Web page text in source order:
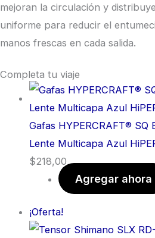
mejoran la circulación y
uniforme para reducir el
manos frescas en cada salida.
Completa tu viaje
Gafas HYPERCRAFT®
Lente Multicapa Azul
$218,00
Agregar ahora
¡Oferta!